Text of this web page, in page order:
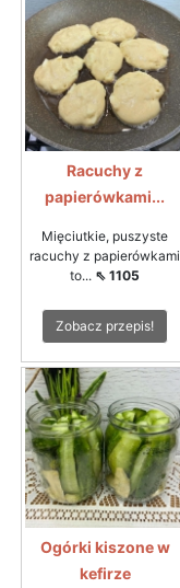
Racuchy z
papierówkami...
Mięciutkie, puszyste
racuchy z papierówkami
to... ⇖ 1105
Zobacz przepis!
Ogórki kiszone w
kefirze